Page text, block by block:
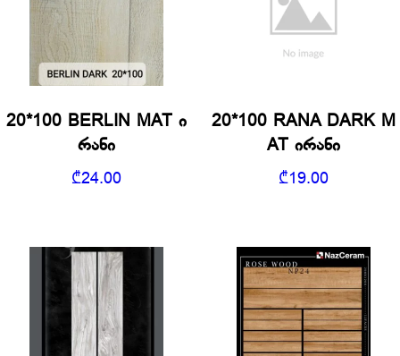
20*100 BERLIN MAT ი
რანი
₾24.00
20*100 RANA DARK M
AT ირანი
₾19.00